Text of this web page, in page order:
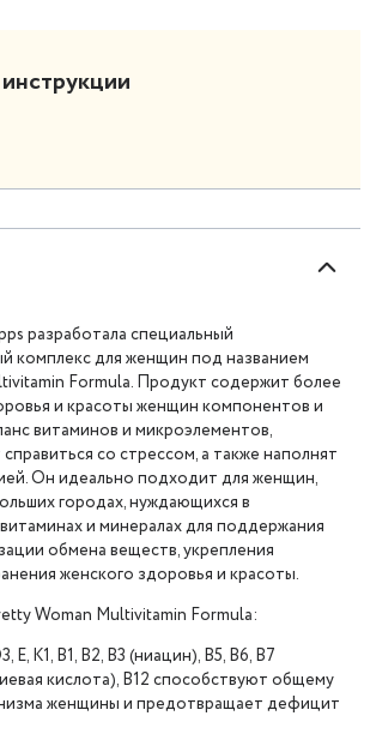
разработала специальный
комплекс для женщин под названием
Formula. Продукт содержит более
и красоты женщин компонентов и
витаминов и микроэлементов,
со стрессом, а также наполнят
Он идеально подходит для женщин,
городах, нуждающихся в
и минералах для поддержания
обмена веществ, укрепления
женского здоровья и красоты.
Woman Multivitamin Formula:
E, K1, B1, B2, B3 (ниацин), B5, B6, B7
кислота), B12 способствуют общему
женщины и предотвращает дефицит